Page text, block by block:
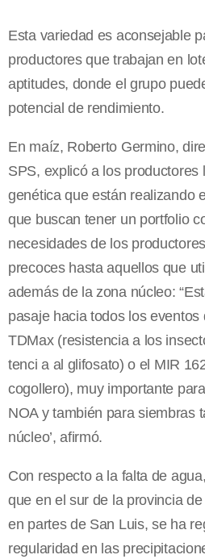
Esta variedad es aconsejable
productores que trabajan en
aptitudes, donde el grupo
potencial de rendimiento.
En maíz, Roberto Germino,
SPS, explicó a los productores
genética que están realizando
que buscan tener un portfolio
necesidades de los
precoces hasta aquellos que
además de la zona núcleo:
pasaje hacia todos los eventos
TDMax (resistencia a los
tenci a al glifosato) o el MIR
cogollero), muy importante
NOA y también para siembras
núcleo’, afirmó.
Con respecto a la falta de
que en el sur de la provincia
en partes de San Luis, se ha
regularidad en las